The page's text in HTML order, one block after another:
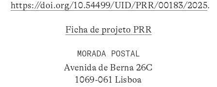
https://doi.org/10.54499/UID/PRR/00183/2025.
Ficha de projeto PRR
MORADA POSTAL
Avenida de Berna 26C
1069-061 Lisboa